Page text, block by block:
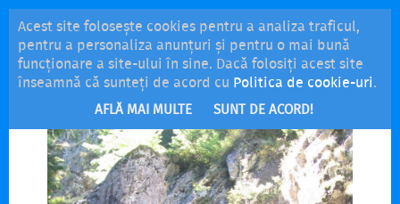
Acest site folosește cookies pentru a analiza traficul,
pentru a personaliza anunțuri și pentru o mai bună
funcționare a site-ului în sine. Dacă folosiți acest site
înseamnă că sunteți de acord cu Politica de cookie-uri.
AFLĂ MAI MULTE SUNT DE ACORD!
MENU